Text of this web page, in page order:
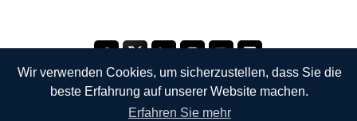
Wir verwenden Cookies, um sicherzustellen, dass Sie die
beste Erfahrung auf unserer Website machen.
Erfahren Sie mehr